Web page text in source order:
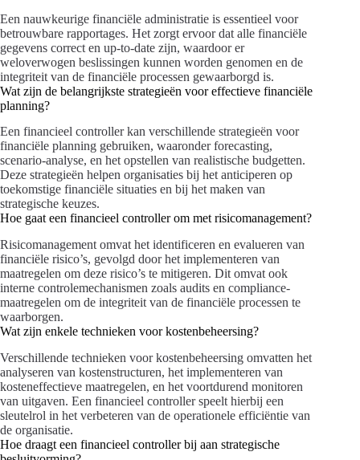
Een nauwkeurige financiële administratie is essentieel voor
betrouwbare rapportages. Het zorgt ervoor dat alle financiële
gegevens correct en up-to-date zijn, waardoor er
weloverwogen beslissingen kunnen worden genomen en de
integriteit van de financiële processen gewaarborgd is.
Wat zijn de belangrijkste strategieën voor effectieve financiële
planning?
Een financieel controller kan verschillende strategieën voor
financiële planning gebruiken, waaronder forecasting,
scenario-analyse, en het opstellen van realistische budgetten.
Deze strategieën helpen organisaties bij het anticiperen op
toekomstige financiële situaties en bij het maken van
strategische keuzes.
Hoe gaat een financieel controller om met risicomanagement?
Risicomanagement omvat het identificeren en evalueren van
financiële risico’s, gevolgd door het implementeren van
maatregelen om deze risico’s te mitigeren. Dit omvat ook
interne controlemechanismen zoals audits en compliance-
maatregelen om de integriteit van de financiële processen te
waarborgen.
Wat zijn enkele technieken voor kostenbeheersing?
Verschillende technieken voor kostenbeheersing omvatten het
analyseren van kostenstructuren, het implementeren van
kosteneffectieve maatregelen, en het voortdurend monitoren
van uitgaven. Een financieel controller speelt hierbij een
sleutelrol in het verbeteren van de operationele efficiëntie van
de organisatie.
Hoe draagt een financieel controller bij aan strategische